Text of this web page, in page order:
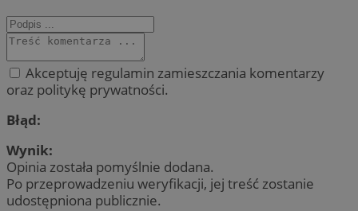
Akceptuję regulamin zamieszczania komentarzy
oraz politykę prywatności.
Błąd:
Wynik:
Opinia została pomyślnie dodana.
Po przeprowadzeniu weryfikacji, jej treść zostanie
udostępniona publicznie.